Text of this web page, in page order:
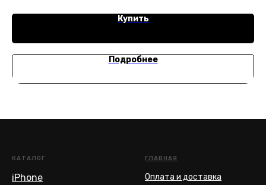
Купить
Подробнее
КАТАЛОГ
iPhone
ГЛАВНАЯ
Оплата и доставка